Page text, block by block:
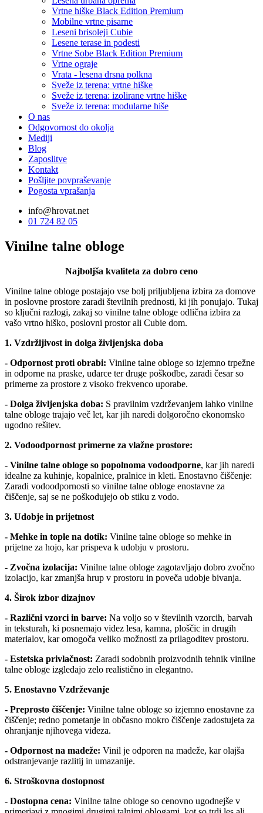
Vrtne hiške Black Edition Premium
Mobilne vrtne pisarne
Leseni brisoleji Cubie
Lesene terase in podesti
Vrtne Sobe Black Edition Premium
Vrtne ograje
Vrata - lesena drsna polkna
Sveže iz terena: vrtne hiške
Sveže iz terena: izolirane vrtne hiške
Sveže iz terena: modularne hiše
O nas
Odgovornost do okolja
Mediji
Blog
Zaposlitve
Kontakt
Pošljite povpraševanje
Pogosta vprašanja
info@hrovat.net
01 724 82 05
Vinilne talne obloge
Najboljša kvaliteta za dobro ceno
Vinilne talne obloge postajajo vse bolj priljubljena izbira za domove
in poslovne prostore zaradi številnih prednosti, ki jih ponujajo. Tukaj
so ključni razlogi, zakaj so vinilne talne obloge odlična izbira za
vašo vrtno hiško, poslovni prostor ali Cubie dom.
1. Vzdržljivost in dolga življenjska doba
- Odpornost proti obrabi: Vinilne talne obloge so izjemno trpežne
in odporne na praske, udarce ter druge poškodbe, zaradi česar so
primerne za prostore z visoko frekvenco uporabe.
- Dolga življenjska doba: S pravilnim vzdrževanjem lahko vinilne
talne obloge trajajo več let, kar jih naredi dolgoročno ekonomsko
ugodno rešitev.
2. Vodoodpornost primerne za vlažne prostore:
- Vinilne talne obloge so popolnoma vodoodporne, kar jih naredi
idealne za kuhinje, kopalnice, pralnice in kleti. Enostavno čiščenje:
Zaradi vodoodpornosti so vinilne talne obloge enostavne za
čiščenje, saj se ne poškodujejo ob stiku z vodo.
3. Udobje in prijetnost
- Mehke in tople na dotik: Vinilne talne obloge so mehke in
prijetne za hojo, kar prispeva k udobju v prostoru.
- Zvočna izolacija: Vinilne talne obloge zagotavljajo dobro zvočno
izolacijo, kar zmanjša hrup v prostoru in poveča udobje bivanja.
4. Širok izbor dizajnov
- Različni vzorci in barve: Na voljo so v številnih vzorcih, barvah
in teksturah, ki posnemajo videz lesa, kamna, ploščic in drugih
materialov, kar omogoča veliko možnosti za prilagoditev prostoru.
- Estetska privlačnost: Zaradi sodobnih proizvodnih tehnik vinilne
talne obloge izgledajo zelo realistično in elegantno.
5. Enostavno Vzdrževanje
- Preprosto čiščenje: Vinilne talne obloge so izjemno enostavne za
čiščenje; redno pometanje in občasno mokro čiščenje zadostujeta za
ohranjanje njihovega videza.
- Odpornost na madeže: Vinil je odporen na madeže, kar olajša
odstranjevanje razlitij in umazanije.
6. Stroškovna dostopnost
- Dostopna cena: Vinilne talne obloge so cenovno ugodnejše v